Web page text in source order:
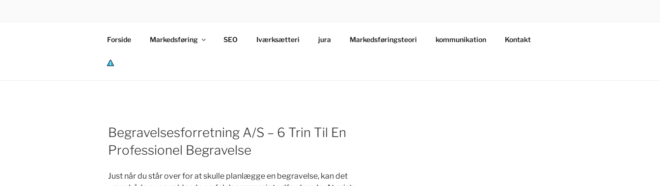
RE-AD
Forside Markedsføring SEO Iværksætteri jura Markedsføringsteori kommunikation Kontakt
P
v
s
o
Begravelsesforretning A/S – 6 Trin Til En
Professionel Begravelse
Just når du står over for at skulle planlægge en begravelse, kan det